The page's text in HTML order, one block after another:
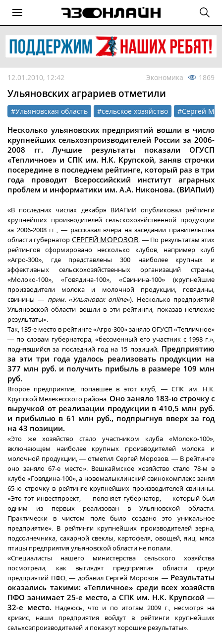
12.01.2010, 12:42 Экономика 1869
Ульяновских аграриев отметили
#Ульяновская область #сельское хозяйство #Сергей
Несколько ульяновских предприятий вошли в число
крупнейших сельхозпроизводителей России за 2006-
2008 гг. Лучшие результаты показали ОГУСП
«Тепличное» и СПК им. Н.К. Крупской, заняв строчки
посередине в последнем рейтинге, который раз в три
года проводит Всероссийский институт аграрных
проблем и информатики им. А.А. Никонова. (ВИАПиИ)
«В последних числах декабря ВИАПиИ опубликовал рейтинги
крупнейших производителей сельскохозяйственной продукции
за 2006-2008 гг., — рассказал вчера на заседании правительства
области губернатор СЕРГЕЙ МОРОЗОВ. — По результатам этих
рейтингов сформировано несколько клубов, например клуб
«Агро-300», где представлены 300 наиболее крупных и
эффективных сельскохозяйственных организаций страны,
«Молоко-100», «Говядина-100», «Свинина-100» (крупнейшие
производители молока и молочной продукции, говядины,
свинины — прим. «Ульяновск online»). Несколько предприятий
Ульяновской области вошли в эти рейтинги, показав неплохие
результаты».
Так, 135-е место в рейтинге «Агро-300» заняло ОГУСП «Тепличное»
— по словам губернатора, «бессменный его участник с 1998 г.»,
поднявшийся за последний год на 15 позиций.Предприятию
за эти три года удалось реализовать продукции на
377 млн руб. и получить прибыль в размере 109 млн
руб.
Второе предприятие, попавшее в этот клуб, — СПК им. Н.К.
Крупской Мелекесского района.Оно заняло 183-ю строчку с
выручкой от реализации продукции в 410,5 млн руб.
и прибылью в 61 млн руб., подпрыгнув вверх за год
на 43 позиции.
«Это же хозяйство стало участником клуба «Молоко-100»,
включающем наиболее крупных производителей молока и
молочной продукции, — отметил Сергей Морозов. — В рейтинге
оно заняло 67-е место». Вешкаймское хозяйство стало 78-м в
клубе «Говядина-100», а новомалыклинский свинокомплекс занял
65-ю строчку в рейтинге крупнейших производителей свинины.
«Это тот инвестпроект, — поясняет губернатор, — который был
одним из первых реализован в Ульяновской области.
Практически в чистом поле было создано это уникальное
предприятие». В рейтинги крупнейших производителей зерна,
подсолнечника, сахарной свеклы, картофеля, овощей, яиц, мяса
птицы предприятия ульяновской области не попали.
«Специалисты нашего министерства сельского хозяйства
посмотрели, как выглядят предприятия области среди
предприятий ПФО, — добавил Сергей Морозов. — Результаты
оказались такими: «Тепличное» среди всех хозяйств
ПФО занимает 25-е место, а СПК им. Н.К. Крупской —
32-е место. Надеюсь, что и по итогам 2009 г., несмотря на
кризис, наши предприятия войдут в рейтинги крупнейших
сельхозпроизводителей и покажут хорошие результаты».